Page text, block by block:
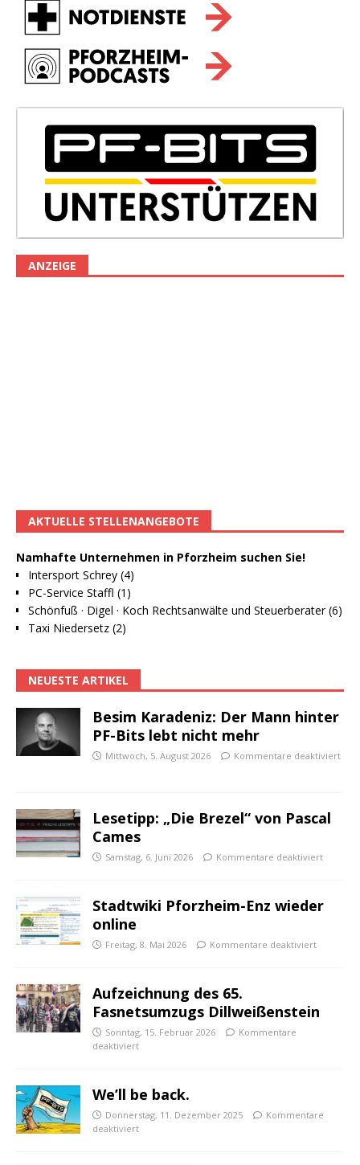
ANZEIGE
AKTUELLE STELLENANGEBOTE
Namhafte Unternehmen in Pforzheim suchen Sie!
Intersport Schrey (4)
PC-Service Staffl (1)
Schönfuß · Digel · Koch Rechtsanwälte und Steuerberater (6)
Taxi Niedersetz (2)
NEUESTE ARTIKEL
Besim Karadeniz: Der Mann hinter
PF-Bits lebt nicht mehr
Mittwoch, 5. August 2026 Kommentare deaktiviert
Lesetipp: „Die Brezel“ von Pascal
Cames
Samstag, 6. Juni 2026 Kommentare deaktiviert
Stadtwiki Pforzheim-Enz wieder
online
Freitag, 8. Mai 2026 Kommentare deaktiviert
Aufzeichnung des 65.
Fasnetsumzugs Dillweißenstein
Sonntag, 15. Februar 2026
Kommentare
deaktiviert
We’ll be back.
Donnerstag, 11. Dezember 2025
Kommentare
deaktiviert